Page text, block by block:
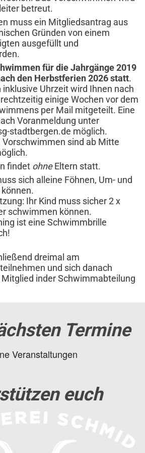
betreut.
muss ein Mitgliedsantrag aus
Gründen von einem
ausgefüllt und
für die Jahrgänge 2019
den Herbstferien 2026statt.
inklusive Uhrzeit wird Ihnen nach
einige Wochen vor dem
per Mail mitgeteilt. Eine
Voranmeldung unter
stadtbergen.de möglich.
sind ab Mitte
findet ohneEltern statt.
sich alleine Föhnen, Um- und
Ihr Kind muss sicher 2 x
schwimmen können.
ist eine Schwimmbrille
dreimal am
und sich danach
inder Schwimmabteilung
Termine
Veranstaltungen
euch